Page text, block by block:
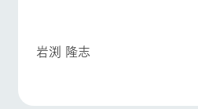
養豚
岩渕 隆志